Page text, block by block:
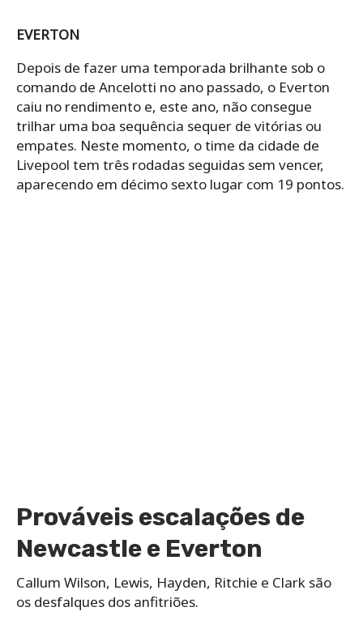
EVERTON
Depois de fazer uma temporada brilhante sob o
comando de Ancelotti no ano passado, o Everton
caiu no rendimento e, este ano, não consegue
trilhar uma boa sequência sequer de vitórias ou
empates. Neste momento, o time da cidade de
Livepool tem três rodadas seguidas sem vencer,
aparecendo em décimo sexto lugar com 19 pontos.
Prováveis escalações de
Newcastle e Everton
Callum Wilson, Lewis, Hayden, Ritchie e Clark são
os desfalques dos anfitriões.